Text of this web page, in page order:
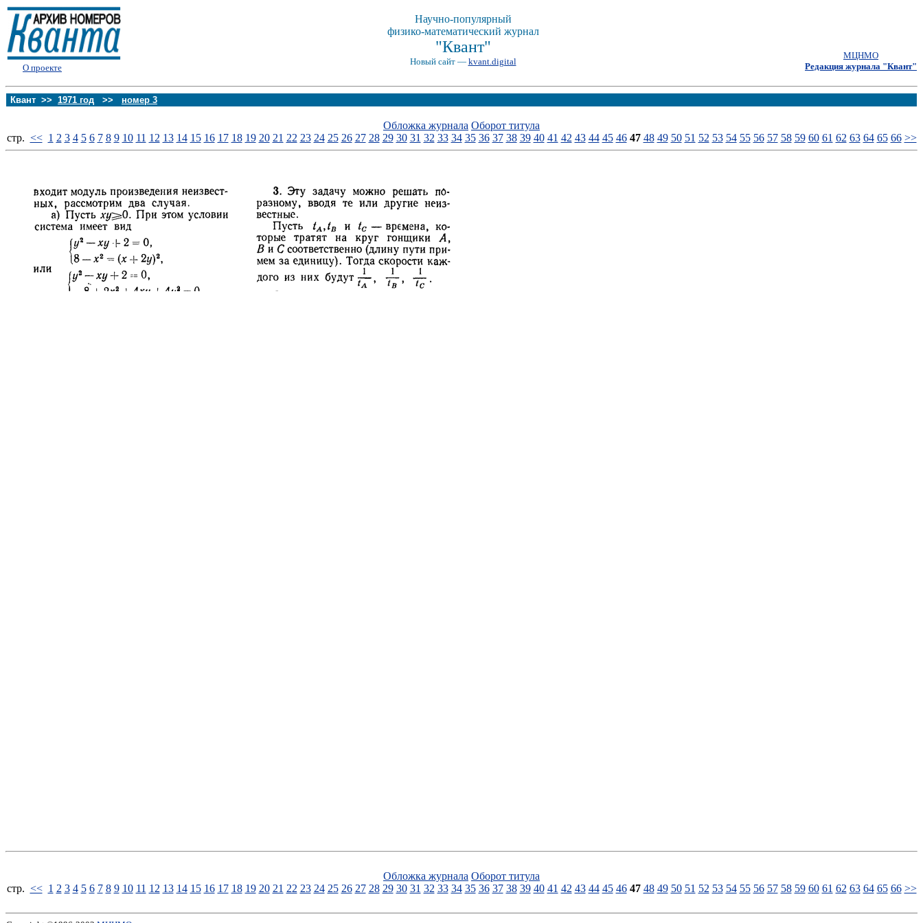
О проекте
Научно-популярный
физико-математический журнал
"Квант"
Новый сайт — kvant.digital
МЦНМО
Редакция журнала "Квант"
Квант >> 1971 год >> номер 3
Обложка журнала Оборот титула
стp. << 1 2 3 4 5 6 7 8 9 10 11 12 13 14 15 16 17 18 19 20 21 22 23 24 25 26 27 28 29 30 31 32 33 34 35 36 37 38 39 40 41 42 43 44 45 46 47 48 49 50 51 52 53 54 55 56 57 58 59 60 61 62 63 64 65 66 >>
Обложка журнала Оборот титула
стp. << 1 2 3 4 5 6 7 8 9 10 11 12 13 14 15 16 17 18 19 20 21 22 23 24 25 26 27 28 29 30 31 32 33 34 35 36 37 38 39 40 41 42 43 44 45 46 47 48 49 50 51 52 53 54 55 56 57 58 59 60 61 62 63 64 65 66 >>